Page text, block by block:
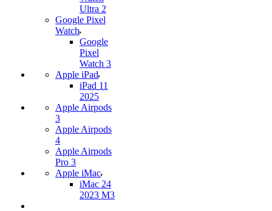
Ultra 2
Google Pixel
Watch
Google
Pixel
Watch 3
Apple iPad
iPad 11
2025
Apple Airpods
3
Apple Airpods
4
Apple Airpods
Pro 3
Apple iMac
iMac 24
2023 M3